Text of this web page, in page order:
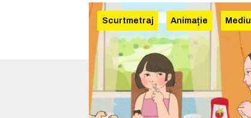
Scurtmetraj Animație Mediu